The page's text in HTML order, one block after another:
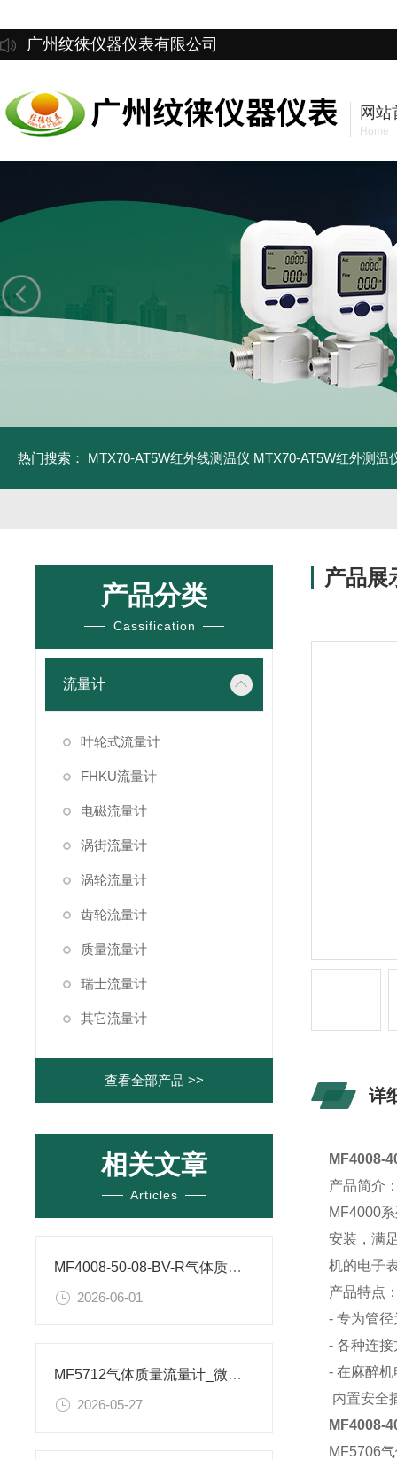
广州纹徕仪器仪表有限公司
网站
Home
热门搜索： MTX70-AT5W红外线测温仪 MTX70-AT5W红外测温
产品分类
Cassification
流量计
叶轮式流量计
FHKU流量计
电磁流量计
涡街流量计
涡轮流量计
齿轮流量计
质量流量计
瑞士流量计
其它流量计
查看全部产品 >>
相关文章
Articles
MF4008-50-08-BV-R气体质量流量计参数
2026-06-01
MF5712气体质量流量计_微型气体流量传感器-广州纹徕参数
2026-05-27
产品展
详
MF4008-
产品简介
MF4000
安装，满
机的电子
产品特点
- 专为管
- 各种连
- 在麻醉
内置安全
MF4008-
MF5706